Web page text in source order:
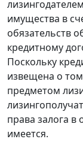
имущества в
обязательств
кредитному
Поскольку
извещена о
предметом
права залога
имеется.